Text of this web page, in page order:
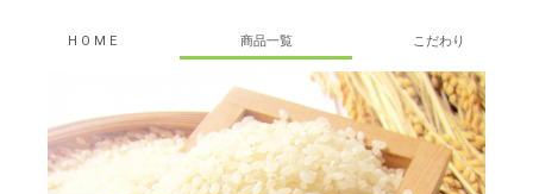
H O M E 商品一覧 こだわり